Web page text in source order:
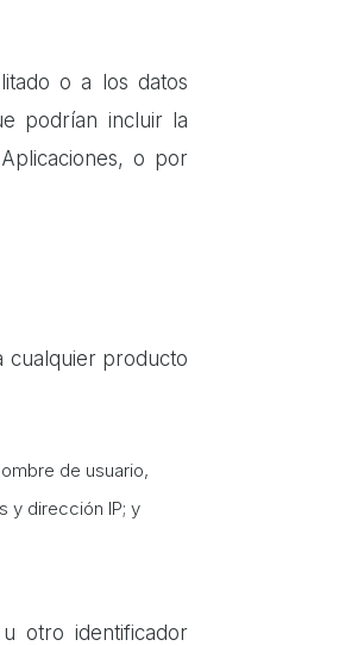
o a los datos
podrían incluir la
o por
cualquier producto
de usuario,
y dirección IP; y
otro identificador